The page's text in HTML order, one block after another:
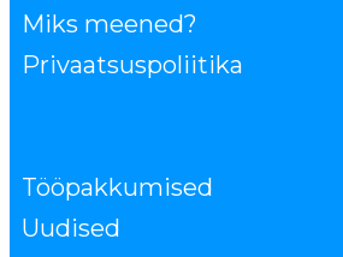
Miks meened?
Privaatsuspoliitika
Tööpakkumised
Uudised